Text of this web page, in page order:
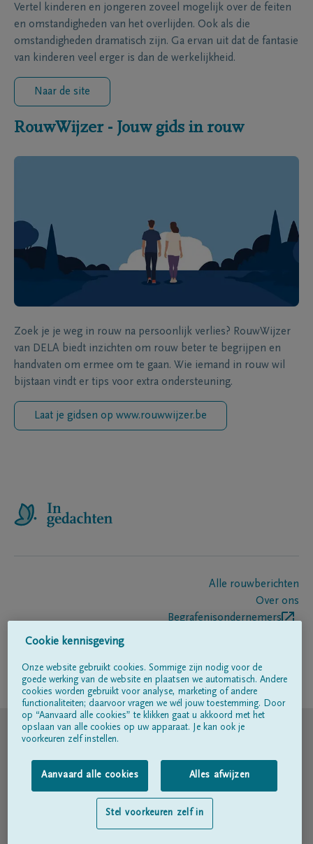
Vertel kinderen en jongeren zoveel mogelijk over de feiten
en omstandigheden van het overlijden. Ook als die
omstandigheden dramatisch zijn. Ga ervan uit dat de fantasie
van kinderen veel erger is dan de werkelijkheid.
Naar de site
RouwWijzer - Jouw gids in rouw
Zoek je je weg in rouw na persoonlijk verlies? RouwWijzer
van DELA biedt inzichten om rouw beter te begrijpen en
handvaten om ermee om te gaan. Wie iemand in rouw wil
bijstaan vindt er tips voor extra ondersteuning.
Laat je gidsen op www.rouwwijzer.be
Alle rouwberichten
Over ons
Begrafenisondernemers
Volg ons op
© DELA
Gebruiksvoorwaarden
Privacyverklaring
Toegankelijkheidsverklaring
Cookie kennisgeving
Onze website gebruikt cookies. Sommige zijn nodig voor de
goede werking van de website en plaatsen we automatisch. Andere
cookies worden gebruikt voor analyse, marketing of andere
functionaliteiten; daarvoor vragen we wél jouw toestemming. Door
op “Aanvaard alle cookies” te klikken gaat u akkoord met het
opslaan van alle cookies op uw apparaat. Je kan ook je
voorkeuren zelf instellen.
Aanvaard alle cookies Alles afwijzen
Stel voorkeuren zelf in